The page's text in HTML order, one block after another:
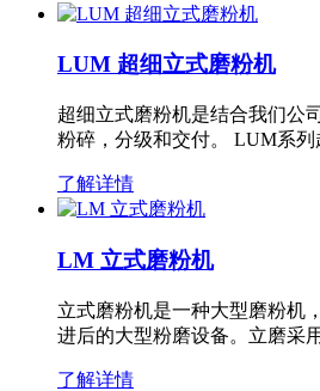
LUM 超细立式磨粉机
超细立式磨粉机是结合我们公
粉碎，分级和交付。 LUM系
了解详情
LM 立式磨粉机
立式磨粉机是一种大型磨粉机
进后的大型粉磨设备。立磨采
了解详情